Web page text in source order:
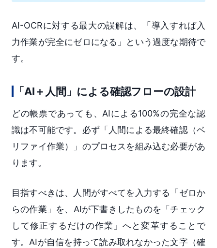
AI-OCRに対する最大の誤解は、「導入すれば入
力作業が完全にゼロになる」という過度な期待で
す。
「AI＋人間」による確認フローの設計
どの帳票であっても、AIによる100%の完全な認
識は不可能です。必ず「人間による最終確認（ベ
リファイ作業）」のプロセスを組み込む必要があ
ります。
目指すべきは、人間がすべてを入力する「ゼロか
らの作業」を、AIが下書きしたものを「チェック
して修正するだけの作業」へと変革することで
す。AIが自信を持って読み取れなかった文字（確